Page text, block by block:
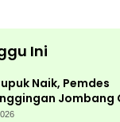
Ini
Naik, Pemdes
Jombang
Akademik